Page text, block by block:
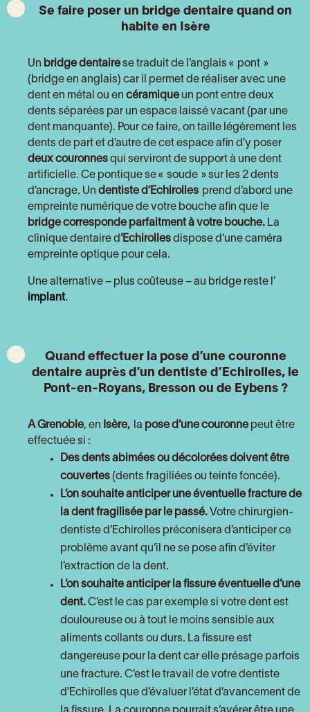
Se faire poser un bridge dentaire quand on
habite en Isère
Un bridge dentaire se traduit de l’anglais « pont »
(bridge en anglais) car il permet de réaliser avec une
dent en métal ou en céramique un pont entre deux
dents séparées par un espace laissé vacant (par une
dent manquante). Pour ce faire, on taille légèrement les
dents de part et d’autre de cet espace afin d’y poser
deux couronnes qui serviront de support à une dent
artificielle. Ce pontique se « soude » sur les 2 dents
d’ancrage. Un dentiste d’Echirolles prend d’abord une
empreinte numérique de votre bouche afin que le
bridge corresponde parfaitment à votre bouche. La
clinique dentaire d‘Echirolles dispose d’une caméra
empreinte optique pour cela.
Une alternative – plus coûteuse – au bridge reste l’
implant.
Quand effectuer la pose d’une couronne
dentaire auprès d’un dentiste d’Echirolles, le
Pont-en-Royans, Bresson ou de Eybens ?
A Grenoble, en Isère, la pose d’une couronne peut être
effectuée si :
Des dents abimées ou décolorées doivent être
couvertes (dents fragiliées ou teinte foncée).
L’on souhaite anticiper une éventuelle fracture de
la dent fragilisée par le passé. Votre chirurgien-
dentiste d’Echirolles préconisera d’anticiper ce
problème avant qu’il ne se pose afin d’éviter
l’extraction de la dent.
L’on souhaite anticiper la fissure éventuelle d’une
dent. C’est le cas par exemple si votre dent est
douloureuse ou à tout le moins sensible aux
aliments collants ou durs. La fissure est
dangereuse pour la dent car elle présage parfois
une fracture. C’est le travail de votre dentiste
d’Echirolles que d’évaluer l’état d’avancement de